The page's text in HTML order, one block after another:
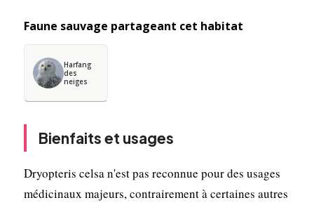
Faune sauvage partageant cet habitat
Harfang
des
neiges
Bienfaits et usages
Dryopteris celsa n'est pas reconnue pour des usages
médicinaux majeurs, contrairement à certaines autres